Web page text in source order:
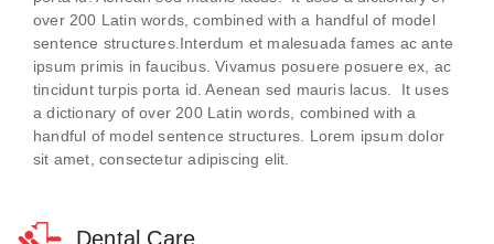
over 200 Latin words, combined with a handful of model
sentence structures.Interdum et malesuada fames ac ante
ipsum primis in faucibus. Vivamus posuere posuere ex, ac
tincidunt turpis porta id. Aenean sed mauris lacus. It uses
a dictionary of over 200 Latin words, combined with a
handful of model sentence structures. Lorem ipsum dolor
sit amet, consectetur adipiscing elit.
Dental Care